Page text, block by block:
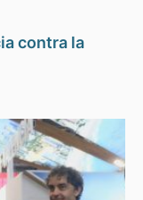
contra la